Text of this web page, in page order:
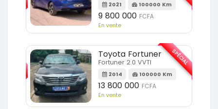
2021 100000 Km
9 800 000 FCFA
En vente
Toyota Fortuner
Fortuner 2.0 VVTI
2014 100000 Km
13 800 000 FCFA
En vente
SPÉCIAL